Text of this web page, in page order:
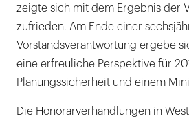
zeigte sich mit dem Ergebnis der
zufrieden. Am Ende einer
Vorstandsverantwortung ergebe
eine erfreuliche Perspektive für
Planungssicherheit und einem
Die Honorarverhandlungen in